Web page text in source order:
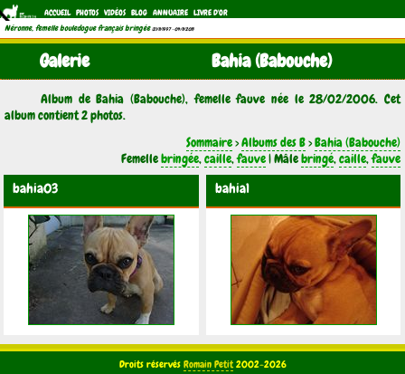
ACCUEIL PHOTOS VIDÉOS BLOG ANNUAIRE LIVRE D'OR
Néronne, femelle bouledogue français bringée (21/11/1997 - 04/11/2011)
Galerie Bahia (Babouche)
Album de Bahia (Babouche), femelle fauve née le 28/02/2006. Cet
album contient 2 photos.
Sommaire>Albums des B>Bahia (Babouche)
Femellebringée,caille,fauve| Mâlebringé,caille,fauve
bahia03 bahia1
Droits réservés Romain Petit2002-2026